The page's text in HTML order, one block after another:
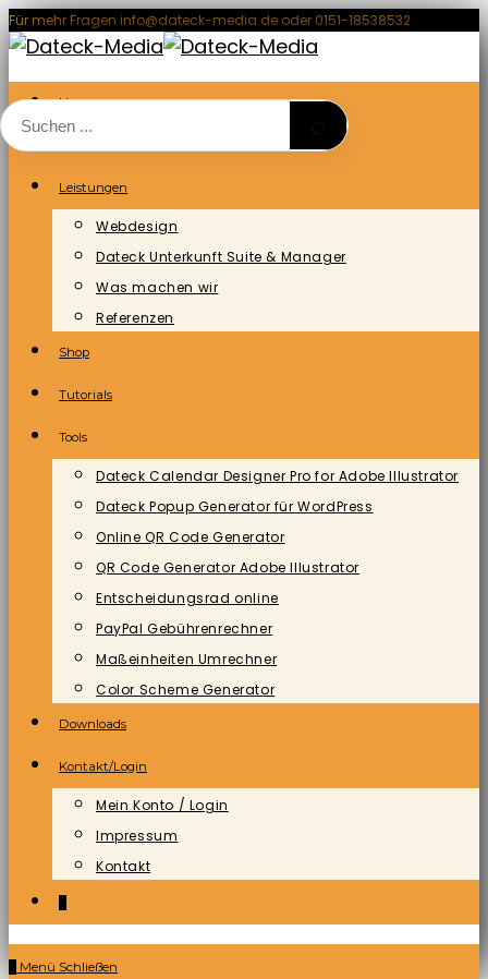
Zum
Inhalt
springen
Für mehr Fragen info@dateck-media.de oder 0151-18538532
Home
Leistungen
Webdesign
Dateck Unterkunft Suite & Manager
Was machen wir
Referenzen
Shop
Tutorials
Tools
Dateck Calendar Designer Pro for Adobe Illustrator
Dateck Popup Generator für WordPress
Online QR Code Generator
QR Code Generator Adobe Illustrator
Entscheidungsrad online
PayPal Gebührenrechner
Maßeinheiten Umrechner
Color Scheme Generator
Downloads
Kontakt/Login
Mein Konto / Login
Impressum
Kontakt
Menü Schließen